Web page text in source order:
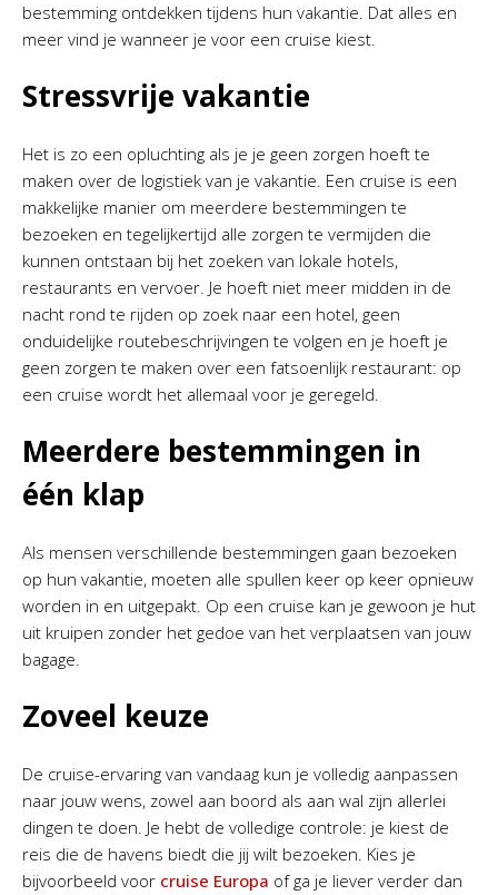
bestemming ontdekken tijdens hun vakantie. Dat alles en
meer vind je wanneer je voor een cruise kiest.
Stressvrije vakantie
Het is zo een opluchting als je je geen zorgen hoeft te
maken over de logistiek van je vakantie. Een cruise is een
makkelijke manier om meerdere bestemmingen te
bezoeken en tegelijkertijd alle zorgen te vermijden die
kunnen ontstaan bij het zoeken van lokale hotels,
restaurants en vervoer. Je hoeft niet meer midden in de
nacht rond te rijden op zoek naar een hotel, geen
onduidelijke routebeschrijvingen te volgen en je hoeft je
geen zorgen te maken over een fatsoenlijk restaurant: op
een cruise wordt het allemaal voor je geregeld.
Meerdere bestemmingen in
één klap
Als mensen verschillende bestemmingen gaan bezoeken
op hun vakantie, moeten alle spullen keer op keer opnieuw
worden in en uitgepakt. Op een cruise kan je gewoon je hut
uit kruipen zonder het gedoe van het verplaatsen van jouw
bagage.
Zoveel keuze
De cruise-ervaring van vandaag kun je volledig aanpassen
naar jouw wens, zowel aan boord als aan wal zijn allerlei
dingen te doen. Je hebt de volledige controle: je kiest de
reis die de havens biedt die jij wilt bezoeken. Kies je
bijvoorbeeld voor cruise Europa of ga je liever verder dan